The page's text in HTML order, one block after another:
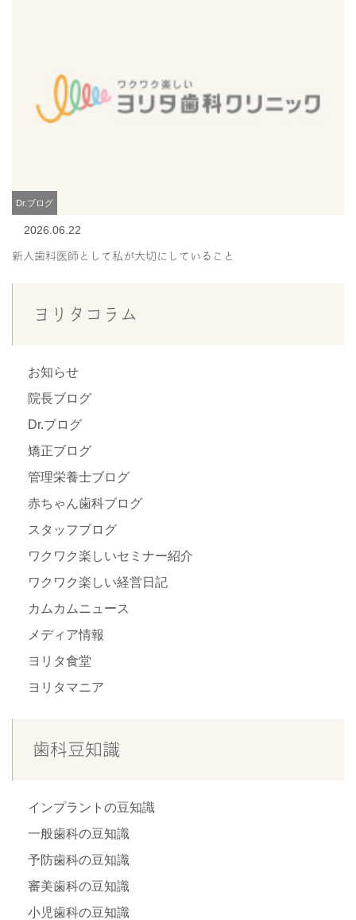
Dr.ブログ
2026.06.22
新人歯科医師として私が大切にしていること
ヨリタコラム
お知らせ
院長ブログ
Dr.ブログ
矯正ブログ
管理栄養士ブログ
赤ちゃん歯科ブログ
スタッフブログ
ワクワク楽しいセミナー紹介
ワクワク楽しい経営日記
カムカムニュース
メディア情報
ヨリタ食堂
ヨリタマニア
歯科豆知識
インプラントの豆知識
一般歯科の豆知識
予防歯科の豆知識
審美歯科の豆知識
小児歯科の豆知識